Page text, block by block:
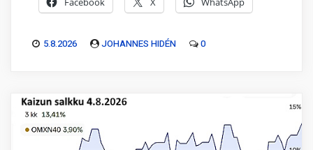
5.8.2026 JOHANNES HIDÉN 0